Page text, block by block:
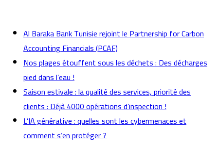
Al Baraka Bank Tunisie rejoint le Partnership for Carbon
Accounting Financials (PCAF)
Nos plages étouffent sous les déchets : Des décharges
pied dans l’eau !
Saison estivale : la qualité des services, priorité des
clients : Déjà 4000 opérations d’inspection !
L’IA générative : quelles sont les cybermenaces et
comment s’en protéger ?